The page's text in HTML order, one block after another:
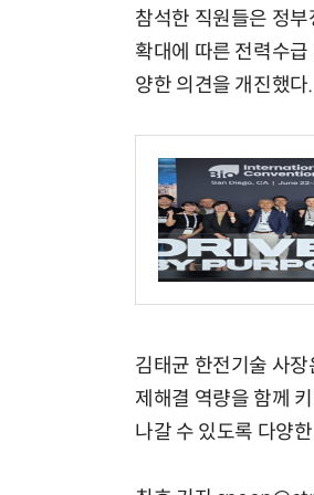
참석한 직원들은 정
확대에 따른 전력수
양한 의견을 개진했다.
김태균 한전기술 사
제해결 역량을 함께
나갈 수 있도록 다양